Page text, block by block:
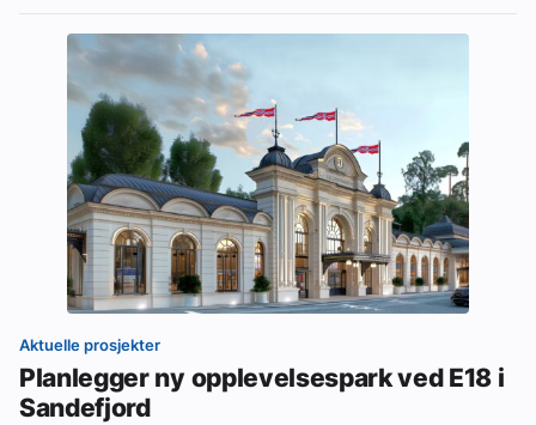
Aktuelle prosjekter
Planlegger ny opplevelsespark ved E18 i
Sandefjord